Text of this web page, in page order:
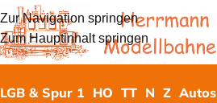
Zur Navigation springen
Zum Hauptinhalt springen
LGB & Spur 1 HO TT N Z Autos